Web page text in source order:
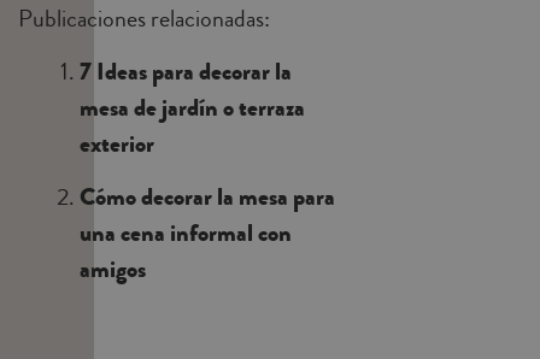
Publicaciones relacionadas:
7 Ideas para decorar la
mesa de jardín o terraza
exterior
Cómo decorar la mesa para
una cena informal con
amigos